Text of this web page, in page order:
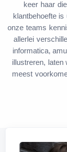
keer haar
klantbehoefte
onze teams
allerlei
informatica,
illustreren, laten
meest